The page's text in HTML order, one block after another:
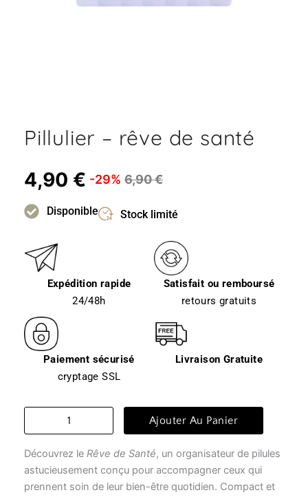
Pillulier – rêve de santé
4,90 € -29% 6,90€
Disponible Stock limité
Expédition rapide
24/48h
Satisfait ou remboursé
retours gratuits
Paiement sécurisé
cryptage SSL
Livraison Gratuite
quantité
-
rêve
Ajouter Au Panier
Découvrez le Rêve de Santé, un organisateur de pilules
astucieusement conçu pour accompagner ceux qui
prennent soin de leur bien-être quotidien. Compact et